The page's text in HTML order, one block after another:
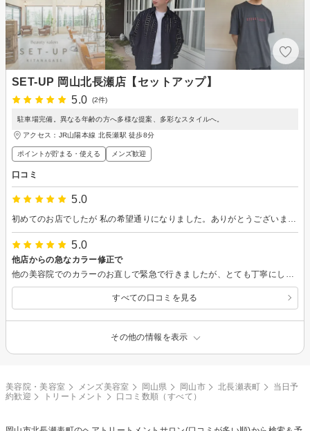
SET-UP 岡山北長瀬店【セットアップ】
5.0
(2件)
駐車場完備。異なる年齢の方へ多様な提案、多彩なスタイルへ。
アクセス：JR山陽本線 北長瀬駅 徒歩8分
ポイントが貯まる・使える メンズ歓迎
口コミ
5.0
5.0
他店からの急なカラー修正で
すべての口コミを見る
その他の情報を表示
美容院・美容室 メンズ美容室 岡山県 岡山市 北長瀬表町
当日予
約歓迎
トリートメント 口コミ数順（すべて）